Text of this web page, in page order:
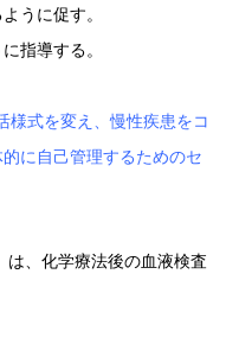
うに促す。
指導する。
式を変え、慢性疾患をコ
に自己管理するためのセ
、化学療法後の血液検査